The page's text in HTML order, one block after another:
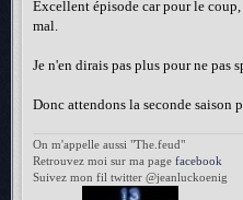
Excellent épisode car pour le
mal.
Je n'en dirais pas plus pour ne pas
Donc attendons la seconde saison
On m'appelle aussi "The.feud"
Retrouvez moi sur ma page facebook
Suivez mon fil twitter @jeanluckoenig